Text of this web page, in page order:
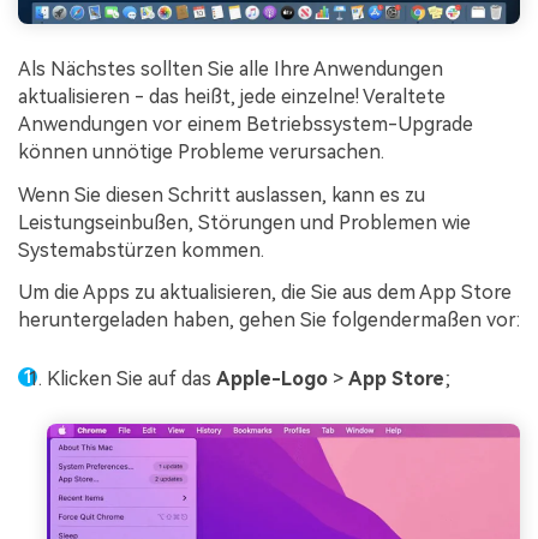
Als Nächstes sollten Sie alle Ihre Anwendungen
aktualisieren - das heißt, jede einzelne! Veraltete
Anwendungen vor einem Betriebssystem-Upgrade
können unnötige Probleme verursachen.
Wenn Sie diesen Schritt auslassen, kann es zu
Leistungseinbußen, Störungen und Problemen wie
Systemabstürzen kommen.
Um die Apps zu aktualisieren, die Sie aus dem App Store
heruntergeladen haben, gehen Sie folgendermaßen vor:
Klicken Sie auf das Apple-Logo > App Store;